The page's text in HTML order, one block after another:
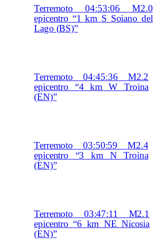
Terremoto 04:53:06 M2.0
epicentro “1 km S Soiano del
Lago (BS)”
Terremoto 04:45:36 M2.2
epicentro “4 km W Troina
(EN)”
Terremoto 03:50:59 M2.4
epicentro “3 km N Troina
(EN)”
Terremoto 03:47:11 M2.1
epicentro “6 km NE Nicosia
(EN)”